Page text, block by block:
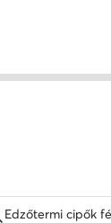
Edzőtermi cipők